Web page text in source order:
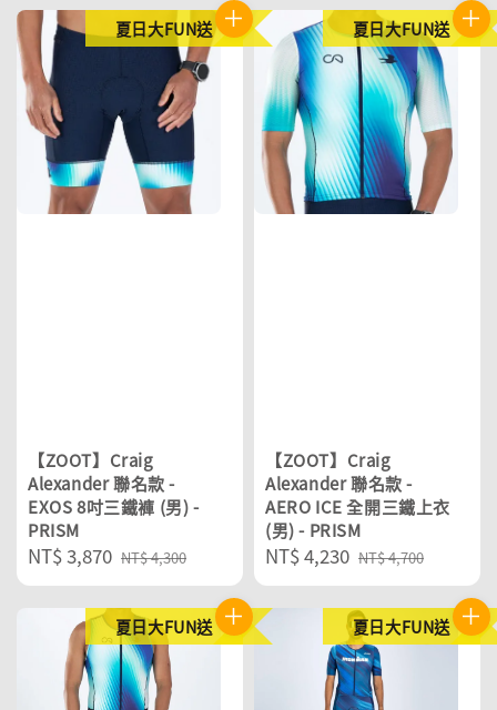
夏日大FUN送
【ZOOT】Craig
Alexander 聯名款 -
EXOS 8吋三鐵褲 (男) -
PRISM
Sale
price
NT$ 3,870 Regular
price
NT$ 4,300
夏日大FUN送
【ZOOT】Craig
Alexander 聯名款 -
AERO ICE 全開三鐵上衣
(男) - PRISM
Sale
price
NT$ 4,230 Regular
price
NT$ 4,700
夏日大FUN送 夏日大FUN送